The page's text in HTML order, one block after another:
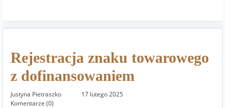
Rejestracja znaku towarowego
z dofinansowaniem
Justyna Pietraszko
17 lutego 2025
Komentarze (0)